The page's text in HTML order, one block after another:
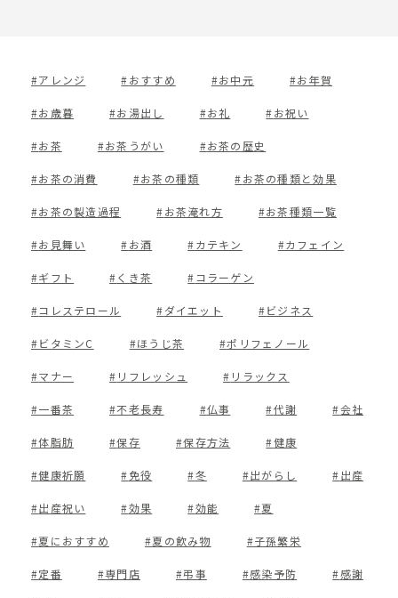
アレンジ おすすめ お中元 お年賀
お歳暮 お湯出し お礼 お祝い
お茶 お茶うがい お茶の歴史
お茶の消費 お茶の種類 お茶の種類と効果
お茶の製造過程 お茶淹れ方 お茶種類一覧
お見舞い お酒 カテキン カフェイン
ギフト くき茶 コラーゲン
コレステロール ダイエット ビジネス
ビタミンC ほうじ茶 ポリフェノール
マナー リフレッシュ リラックス
一番茶 不老長寿 仏事 代謝 会社
体脂肪 保存 保存方法 健康
健康祈願 免役 冬 出がらし 出産
出産祝い 効果 効能 夏
夏におすすめ 夏の飲み物 子孫繁栄
定番 専門店 弔事 感染予防 感謝